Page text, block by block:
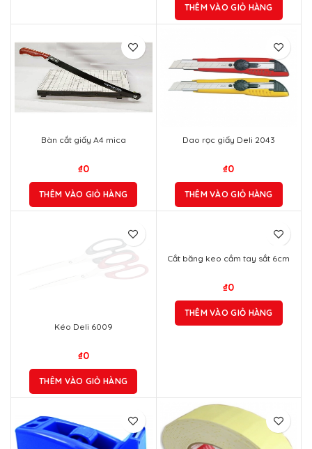
THÊM VÀO GIỎ HÀNG
Bàn cắt giấy A4 mica
₫0
THÊM VÀO GIỎ HÀNG
Dao rọc giấy Deli 2043
₫0
THÊM VÀO GIỎ HÀNG
Kéo Deli 6009
₫0
THÊM VÀO GIỎ HÀNG
Cắt băng keo cầm tay sắt 6cm
₫0
THÊM VÀO GIỎ HÀNG